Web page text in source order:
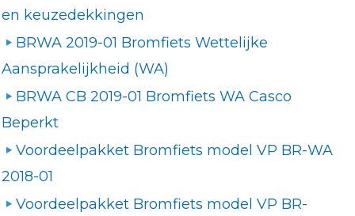
en keuzedekkingen
BRWA 2019-01 Bromfiets Wettelijke
Aansprakelijkheid (WA)
BRWA CB 2019-01 Bromfiets WA Casco
Beperkt
Voordeelpakket Bromfiets model VP BR-WA
2018-01
Voordeelpakket Bromfiets model VP BR-